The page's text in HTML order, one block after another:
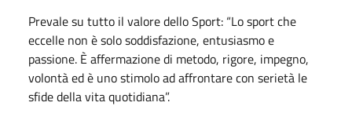
Prevale su tutto il valore dello Sport: “Lo sport che
eccelle non è solo soddisfazione, entusiasmo e
passione. È affermazione di metodo, rigore, impegno,
volontà ed è uno stimolo ad affrontare con serietà le
sfide della vita quotidiana”.